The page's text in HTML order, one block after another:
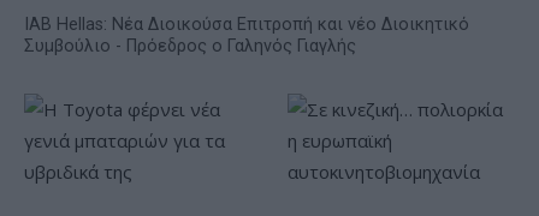
IAB Hellas: Νέα Διοικούσα Επιτροπή και νέο Διοικητικό
Συμβούλιο - Πρόεδρος ο Γαληνός Γιαγλής